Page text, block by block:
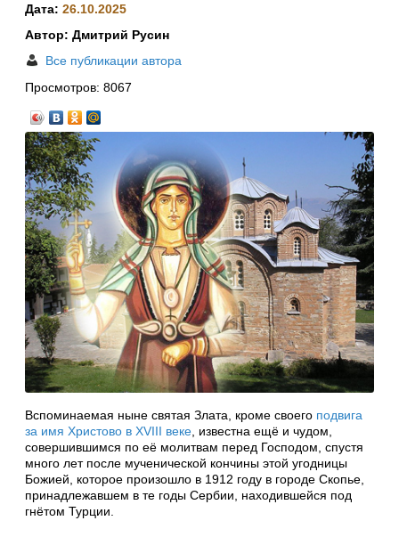
Дата: 26.10.2025
Автор: Дмитрий Русин
Все публикации автора
Просмотров: 8067
Вспоминаемая ныне святая Злата, кроме своего подвига
за имя Христово в XVIII веке, известна ещё и чудом,
совершившимся по её молитвам перед Господом, спустя
много лет после мученической кончины этой угодницы
Божией, которое произошло в 1912 году в городе Скопье,
принадлежавшем в те годы Сербии, находившейся под
гнётом Турции.